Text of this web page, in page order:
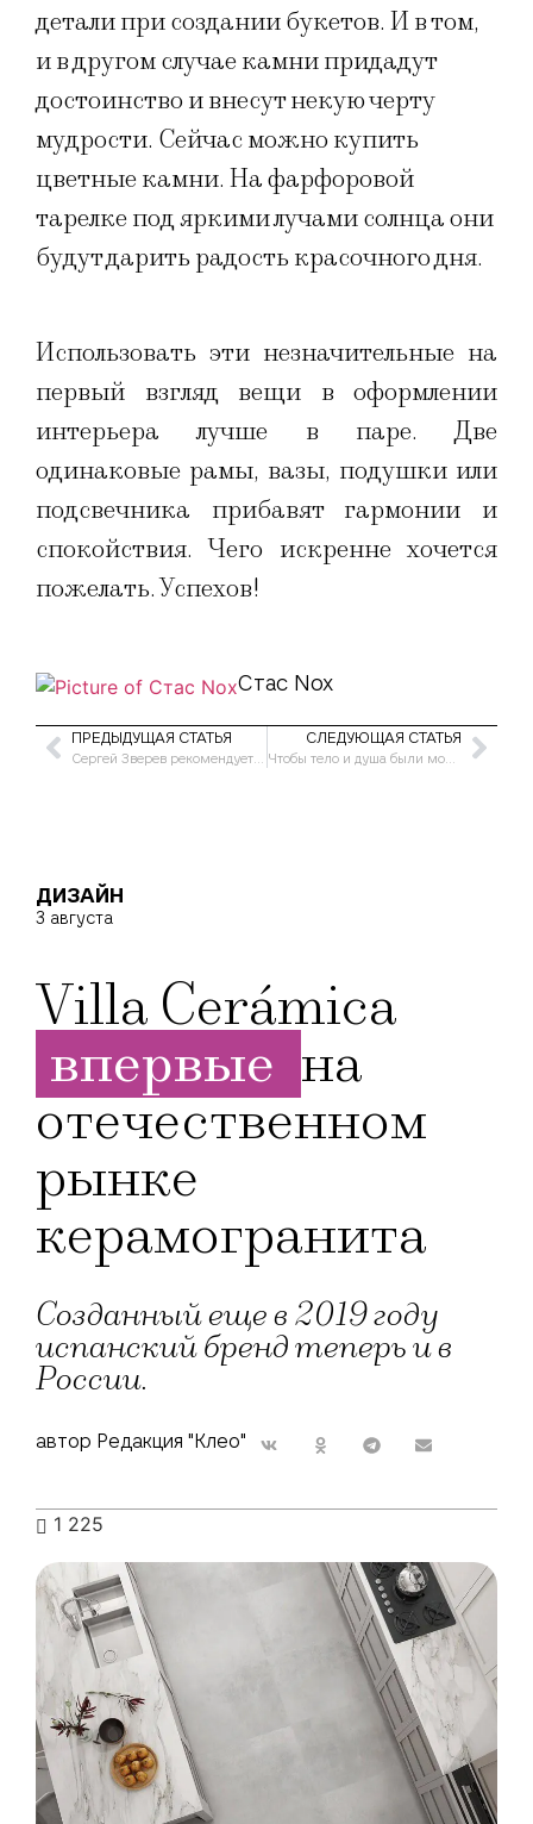
детали при создании букетов. И в том,
и в другом случае камни придадут
достоинство и внесут некую черту
мудрости. Сейчас можно купить
цветные камни. На фарфоровой
тарелке под яркими лучами солнца они
будут дарить радость красочного дня.
Использовать эти незначительные на
первый взгляд вещи в оформлении
интерьера лучше в паре. Две
одинаковые рамы, вазы, подушки или
подсвечника прибавят гармонии и
спокойствия. Чего искренне хочется
пожелать. Успехов!
Стас Nox
ПРЕДЫДУЩАЯ СТАТЬЯ
Сергей Зверев рекомендует блеск в глазах
СЛЕДУЮЩАЯ СТАТЬЯ
Чтобы тело и душа были молоды и прекрасны
ДИЗАЙН
3 августа
Villa Cerámica
впервые на
отечественном
рынке
керамогранита
Созданный еще в 2019 году
испанский бренд теперь и в
России.
автор Редакция "Клео"
1 225